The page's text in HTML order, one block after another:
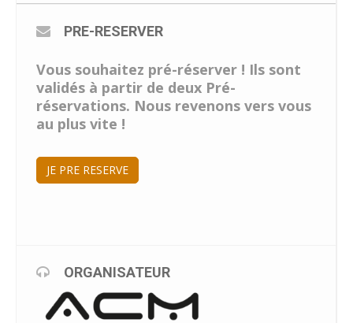
PRE-RESERVER
Vous souhaitez pré-réserver ! Ils sont
validés à partir de deux Pré-
réservations. Nous revenons vers vous
au plus vite !
JE PRE RESERVE
ORGANISATEUR